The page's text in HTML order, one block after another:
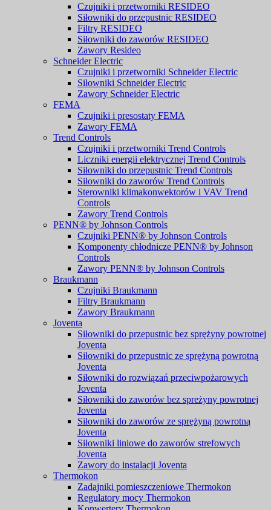
Czujniki i przetworniki RESIDEO
Siłowniki do przepustnic RESIDEO
Filtry RESIDEO
Siłowniki do zaworów RESIDEO
Zawory Resideo
Schneider Electric
Czujniki i przetworniki Schneider Electric
Siłowniki Schneider Electric
Zawory Schneider Electric
FEMA
Czujniki i presostaty FEMA
Zawory FEMA
Trend Controls
Czujniki i przetworniki Trend Controls
Liczniki energii elektrycznej Trend Controls
Siłowniki do przepustnic Trend Controls
Siłowniki do zaworów Trend Controls
Sterowniki klimakonwektorów i VAV Trend
Controls
Zawory Trend Controls
PENN® by Johnson Controls
Czujniki PENN® by Johnson Controls
Komponenty chłodnicze PENN® by Johnson
Controls
Zawory PENN® by Johnson Controls
Braukmann
Czujniki Braukmann
Filtry Braukmann
Zawory Braukmann
Joventa
Siłowniki do przepustnic bez sprężyny powrotnej
Joventa
Siłowniki do przepustnic ze sprężyną powrotną
Joventa
Siłowniki do rozwiązań przeciwpożarowych
Joventa
Siłowniki do zaworów bez spreżyny powrotnej
Joventa
Siłowniki do zaworów ze sprężyną powrotną
Joventa
Siłowniki liniowe do zaworów strefowych
Joventa
Zawory do instalacji Joventa
Thermokon
Zadajniki pomieszczeniowe Thermokon
Regulatory mocy Thermokon